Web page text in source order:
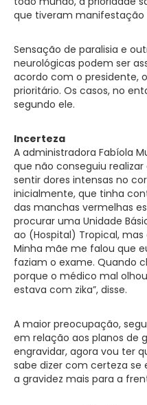
que tiveram manifestação
Sensação de paralisia e
neurológicas podem ser
acordo com o presidente,
prioritário. Os casos, no
segundo ele.
Incerteza
A administradora Fabíola
que não conseguiu realizar
sentir dores intensas no
inicialmente, que tinha
das manchas vermelhas
procurar uma Unidade
ao (Hospital) Tropical,
Minha mãe me falou que
faziam o exame. Quando
porque o médico mal
estava com zika”, disse.
A maior preocupação,
em relação aos planos de
engravidar, agora vou ter
sabe dizer com certeza se
a gravidez mais para a